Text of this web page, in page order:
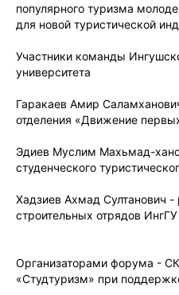
популярного туризма
для новой туристической
Участники команды
университета
Гаракаев Амир
отделения «Движение
Эдиев Муслим Махьмад-
студенческого
Хадзиев Ахмад Султанович -
строительных отрядов ИнгГУ
Организаторами форума -
«Студтуризм» при